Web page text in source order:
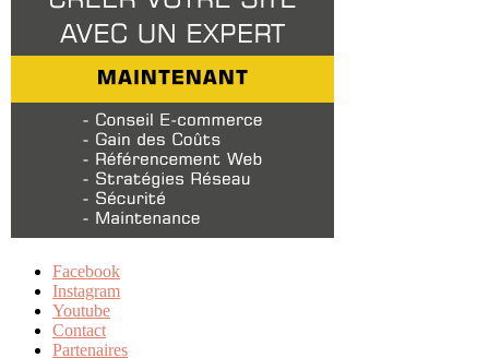
Facebook
Instagram
Youtube
Contact
Partenaires